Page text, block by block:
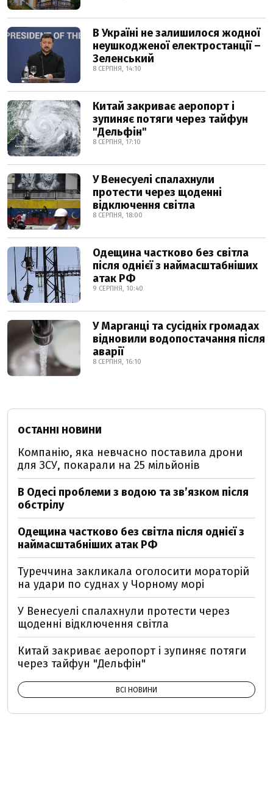
В Україні не залишилося жодної
неушкодженої електростанції –
Зеленський
8 СЕРПНЯ, 14:10
Китай закриває аеропорт і
зупиняє потяги через тайфун
"Дельфін"
8 СЕРПНЯ, 17:10
У Венесуелі спалахнули
протести через щоденні
відключення світла
8 СЕРПНЯ, 18:00
Одещина частково без світла
після однієї з наймасштабніших
атак РФ
9 СЕРПНЯ, 10:40
У Марганці та сусідніх громадах
відновили водопостачання після
аварії
8 СЕРПНЯ, 16:10
ОСТАННІ НОВИНИ
Компанію, яка невчасно поставила дрони
для ЗСУ, покарали на 25 мільйонів
В Одесі проблеми з водою та звʼязком після
обстрілу
Одещина частково без світла після однієї з
наймасштабніших атак РФ
Туреччина закликала оголосити мораторій
на удари по суднах у Чорному морі
У Венесуелі спалахнули протести через
щоденні відключення світла
Китай закриває аеропорт і зупиняє потяги
через тайфун "Дельфін"
ВСІ НОВИНИ